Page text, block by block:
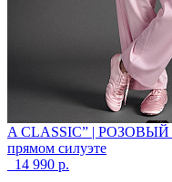
A CLASSIC” | РОЗОВЫЙ
прямом силуэте
14 990 р.